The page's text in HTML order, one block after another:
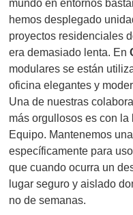
mundo en entornos
hemos desplegado
proyectos residenciales
era demasiado lenta. En
modulares se están
oficina elegantes y
Una de nuestras
más orgullosos es con la
Equipo. Mantenemos
específicamente para
que cuando ocurra un
lugar seguro y aislado
no de semanas.